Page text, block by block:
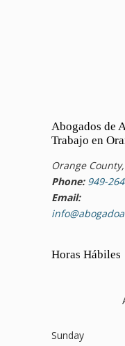
Abogados de
Trabajo en
Orange
Phone: 949-
Email:
Horas Hábiles
Sunday